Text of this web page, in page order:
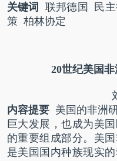
关键词
联邦德国 民
策 柏林协定
20世纪美国
内容提要 美国的非洲
巨大发展，也成为美
的重要组成部分。美
是美国国内种族现实